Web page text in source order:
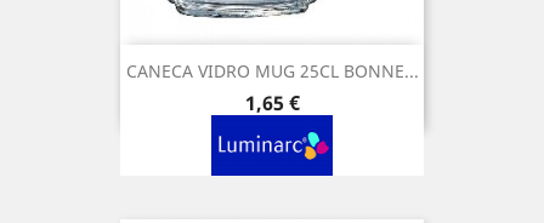
CANECA VIDRO MUG 25CL BONNE...
Preço
1,65 €